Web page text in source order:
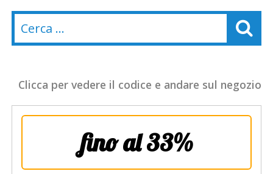
Clicca per vedere il codice e andare sul negozio
fino al 33%